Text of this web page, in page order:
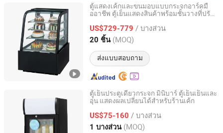
ตู้แสดงเค้กและขนมอบแบบกระจกอาร์คมื
ออาชีพ ตู้เย็นแสดงสินค้าพร้อมชั้นวางที่ปรับ
US$729-779 / บางส่วน
20 ชิ้น (MOQ)
ส่งแบบสอบถาม
Guangzhou Boaosi Appliance Co., Ltd
Guangdong, China อัตราจาก 2014
ตู้เย็นประตูเดียวกระจก มินิบาร์ ตู้เย็นเย็นและ
อุ่น แสดงผลเปลี่ยนได้สำหรับร้านเค้ก
US$75-160 / บางส่วน
1 บางส่วน (MOQ)
Hangzhou Ruiqi Technology Co., Ltd.
Zhejiang, China อัตราจาก 2025